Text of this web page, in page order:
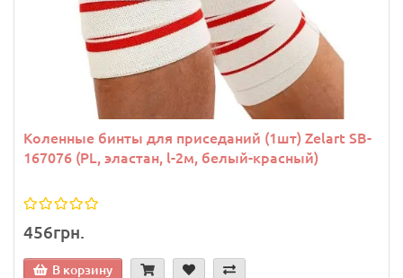
Коленные бинты для приседаний (1шт) Zelart SB-
167076 (PL, эластан, l-2м, белый-красный)
456грн.
В корзину